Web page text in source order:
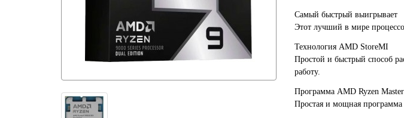
Самый быстрый выигрывает
Этот лучший в мире
Технология AMD StoreMI
Простой и быстрый способ
работу.
Программа AMD Ryzen Master
Простая и мощная программа